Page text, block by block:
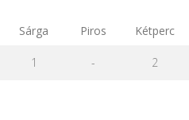
Sárga Piros
Kétperc
1 - 2